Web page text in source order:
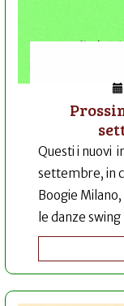
Questi i nuovi
settembre, in
Boogie
le danze swing